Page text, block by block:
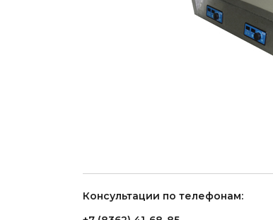
Консультации по телефонам: